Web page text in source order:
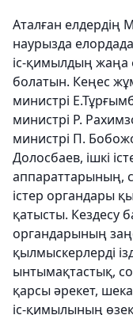
Аталған
наурызда
іс-қимылдың
болатын. Кеңес
министрі
министрі Р.
министрі П.
Долосбаев, ішкі
аппараттарының,
істер органдары
қатысты. Кездесу
органдарының
қылмыскерлерді
ынтымақтастық,
қарсы әрекет,
іс-қимылының